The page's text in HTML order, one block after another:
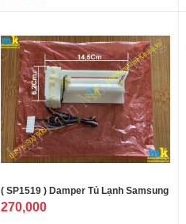
( SP1519 ) Damper Tủ Lạnh Samsung
270,000